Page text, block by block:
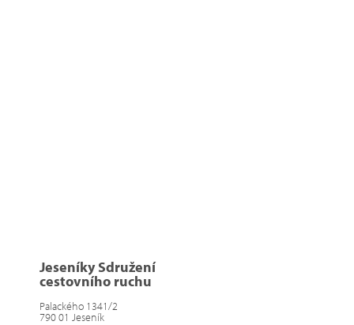
Jeseníky Sdružení
cestovního ruchu
Palackého 1341/2
790 01 Jeseník